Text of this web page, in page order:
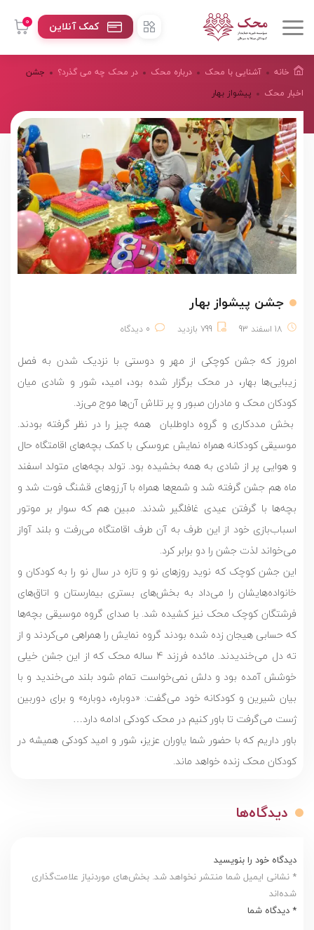
0 کمک آنلاین
خانه آشنایی با محک درباره محک
در محک چه می گذرد؟
اخبار محک
جشن
پیشواز بهار
جشن پیشواز بهار
18 اسفند 93 799 بازدید 0 دیدگاه
امروز که جشن کوچکی از مهر و دوستی با نزدیک شدن به فصل
زیبایی‌ها بهار، در محک برگزار شده بود، امید، شور و شادی میان
کودکان محک و مادران صبور و پر تلاش آن‌ها موج می‌زد.
بخش مددکاری و گروه داوطلبان همه چیز را در نظر گرفته بودند.
موسیقی کودکانه همراه نمایش عروسکی با کمک بچه‌های اقامتگاه حال
و هوایی پر از شادی به همه بخشیده بود. تولد بچه‌های متولد اسفند
ماه هم جشن گرفته شد و شمع‌ها همراه با آرزوهای قشنگ فوت شد و
بچه‌ها با گرفتن عیدی غافلگیر شدند. مبین هم که سوار بر موتور
اسباب‌بازی خود از این طرف به آن طرف اقامتگاه می‌رفت و بلند آواز
می‌خواند لذت جشن را دو برابر کرد.
این جشن کوچک که نوید روزهای نو و تازه در سال نو را به کودکان و
خانواده‌هایشان را می‌داد به بخش‌های بستری بیمارستان و اتاق‌های
فرشتگان کوچک محک نیز کشیده شد. با صدای گروه موسیقی بچه‌ها
که حسابی هیجان زده شده بودند گروه نمایش را همراهی می‌کردند و از
ته دل می‌خندیدند. مائده فرزند 4 ساله محک که از این جشن خیلی
خوشش آمده بود و دلش نمی‌خواست تمام شود بلند می‌خندید و با
بیان شیرین و کودکانه خود می‌گفت: «دوباره، دوباره» و برای دوربین
ژست می‌گرفت تا باور کنیم در محک کودکی ادامه دارد…
باور داریم که با حضور شما یاوران عزیز، شور و امید کودکی همیشه در
کودکان محک زنده خواهد ماند.
دیدگاه‌ها
دیدگاه خود را بنویسید
* نشانی ایمیل شما منتشر نخواهد شد. بخش‌های موردنیاز علامت‌گذاری
شده‌اند
* دیدگاه شما